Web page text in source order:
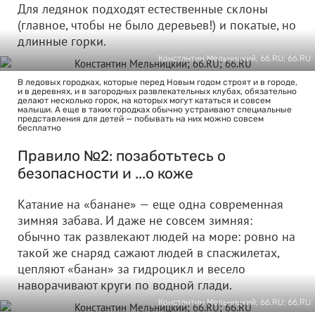
Для ледянок подходят естественные склоны
(главное, чтобы не было деревьев!) и покатые, но
длинные горки.
Константин Мельницкий; 66.RU; 66.RU
В ледовых городках, которые перед Новым годом строят и в городе,
и в деревнях, и в загородных развлекательных клубах, обязательно
делают несколько горок, на которых могут кататься и совсем
малыши. А еще в таких городках обычно устраивают специальные
представления для детей — побывать на них можно совсем
бесплатно
Правило №2: позаботьтесь о
безопасности и ...о коже
Катание на «банане» — еще одна современная
зимняя забава. И даже не совсем зимняя:
обычно так развлекают людей на море: ровно на
такой же снаряд сажают людей в спасжилетах,
цепляют «банан» за гидроцикл и весело
наворачивают круги по водной глади.
Константин Мельницкий; 66.RU; 66.RU